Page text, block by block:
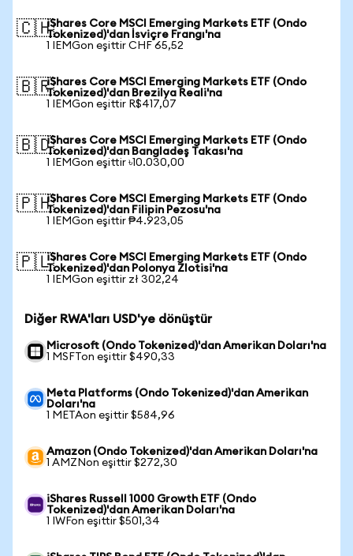
🇨🇭iShares Core MSCI Emerging Markets ETF (Ondo
Tokenized)'dan İsviçre Frangı'na
1 IEMGon eşittir CHF 65,52
🇧🇷iShares Core MSCI Emerging Markets ETF (Ondo
Tokenized)'dan Brezilya Reali'na
1 IEMGon eşittir R$417,07
🇧🇩iShares Core MSCI Emerging Markets ETF (Ondo
Tokenized)'dan Bangladeş Takası'na
1 IEMGon eşittir ৳10.030,00
🇵🇭iShares Core MSCI Emerging Markets ETF (Ondo
Tokenized)'dan Filipin Pezosu'na
1 IEMGon eşittir ₱4.923,05
🇵🇱iShares Core MSCI Emerging Markets ETF (Ondo
Tokenized)'dan Polonya Zlotisi'na
1 IEMGon eşittir zł 302,24
Diğer RWA'ları USD'ye dönüştür
Microsoft (Ondo Tokenized)'dan Amerikan Doları'na
1 MSFTon eşittir $490,33
Meta Platforms (Ondo Tokenized)'dan Amerikan
Doları'na
1 METAon eşittir $584,96
Amazon (Ondo Tokenized)'dan Amerikan Doları'na
1 AMZNon eşittir $272,30
iShares Russell 1000 Growth ETF (Ondo
Tokenized)'dan Amerikan Doları'na
1 IWFon eşittir $501,34